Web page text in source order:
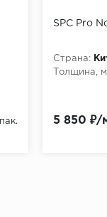
SPC Pro
Страна:
Толщина,
5 850 ₽/